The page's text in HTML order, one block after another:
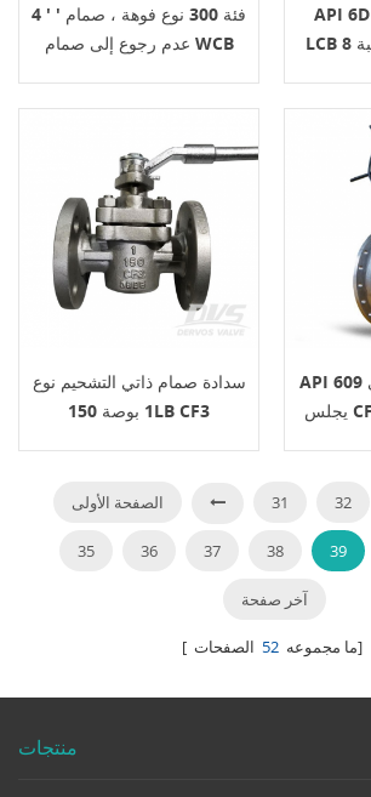
4 ' ' فئة 300 نوع فوهة ، صمام
عدم رجوع إلى صمام WCB
API 6D صمام سد مقلوب
LCB 8 بوصة 600 رطل علبة
سدادة صمام ذاتي التشحيم نوع
1 بوصة 150LB CF3
API 609 صمام فراشة معدني
يجلس CF8 12 بوصة 150LB
الصفحة الأولى 31 32
35 36 37 38 39
آخر صفحة
[ ما مجموعه52 الصفحات]
منتجات